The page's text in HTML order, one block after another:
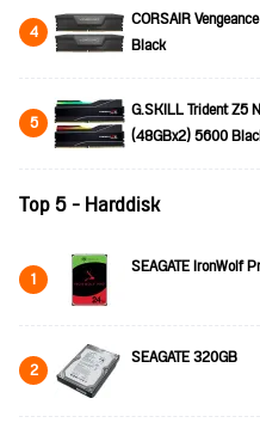
4
CORSAIR
Black
5
G.SKILL Trident Z5
(48GBx2) 5600
Top 5 - Harddisk
1 SEAGATE IronWolf
2 SEAGATE 320GB